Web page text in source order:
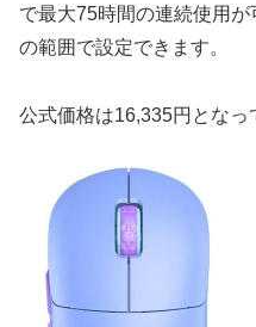
で最大75時間の連続使用
の範囲で設定できます。
公式価格は16,335円となっ